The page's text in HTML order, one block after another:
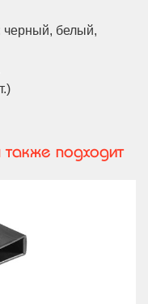
черный, белый,
подходит